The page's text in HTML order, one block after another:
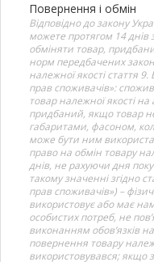
Повернення і обмін
Відповідно до закону
можете протягом 14
обміняти товар,
норм передбачених
належної якості стаття
прав споживачів»:
товар належної якості
придбаний, якщо товар
габаритами, фасоном,
може бути ним
право на обмін товару
днів, не рахуючи дня
такому значенні згідно
прав споживачів») –
використовує або має
особистих потреб, не
виконанням обов’язків
повернення товару
використовувався; якщо